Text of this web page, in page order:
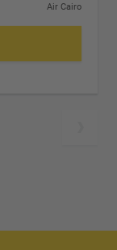
Air Cairo